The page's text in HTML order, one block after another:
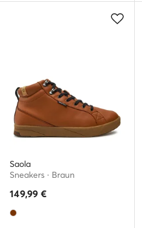
Saola
Sneakers · Braun
149,99 €